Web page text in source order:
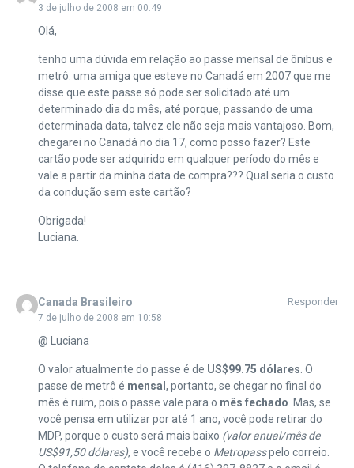
3 de julho de 2008 em 00:49
Olá,
tenho uma dúvida em relação ao passe mensal de ônibus e
metrô: uma amiga que esteve no Canadá em 2007 que me
disse que este passe só pode ser solicitado até um
determinado dia do mês, até porque, passando de uma
determinada data, talvez ele não seja mais vantajoso. Bom,
chegarei no Canadá no dia 17, como posso fazer? Este
cartão pode ser adquirido em qualquer período do mês e
vale a partir da minha data de compra??? Qual seria o custo
da condução sem este cartão?
Obrigada!
Luciana.
Canada Brasileiro
7 de julho de 2008 em 10:58
Responder
@ Luciana
O valor atualmente do passe é de US$99.75 dólares . O
passe de metrô é mensal , portanto, se chegar no final do
mês é ruim, pois o passe vale para o mês fechado . Mas, se
você pensa em utilizar por até 1 ano, você pode retirar do
MDP, porque o custo será mais baixo (valor anual/mês de
US$91,50 dólares), e você recebe o Metropasspelo correio.